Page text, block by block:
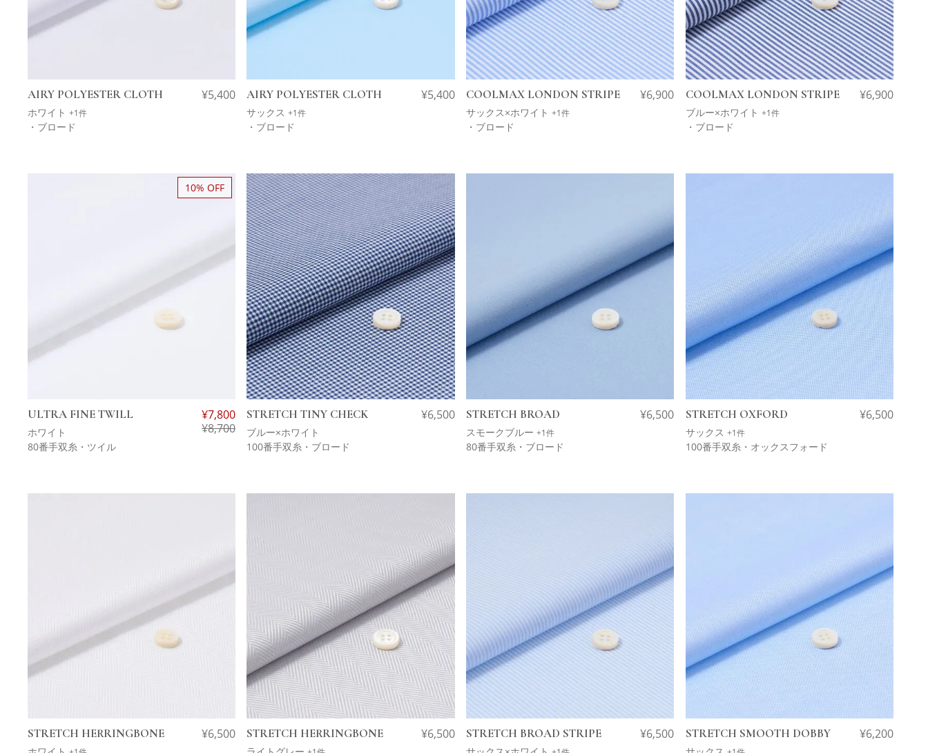
AIRY POLYESTER CLOTH
ホワイト +1件
¥5,400
・ブロード
AIRY POLYESTER CLOTH
サックス+1件
¥5,400
・ブロード
COOLMAX LONDON STRIPE
サックス×ホワイト +1件
¥6,900
・ブロード
COOLMAX LONDON STRIPE
ブルー×ホワイト +1件
¥6,900
・ブロード
10% OFF
ULTRA FINE TWILL
ホワイト
¥7,800
¥8,700
80番手双糸・ツイル
STRETCH TINY CHECK
ブルー×ホワイト
¥6,500
100番手双糸・ブロード
STRETCH BROAD
スモークブルー +1件
¥6,500
80番手双糸・ブロード
STRETCH OXFORD
サックス +1件
¥6,500
100番手双糸・オックスフォード
STRETCH HERRINGBONE ¥6,500 STRETCH HERRINGBONE ¥6,500 STRETCH BROAD STRIPE ¥6,500 STRETCH SMOOTH DOBBY ¥6,200